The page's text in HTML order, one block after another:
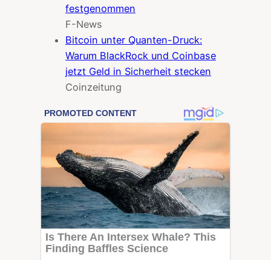
festgenommen
F-News
Bitcoin unter Quanten-Druck:
Warum BlackRock und Coinbase
jetzt Geld in Sicherheit stecken
Coinzeitung